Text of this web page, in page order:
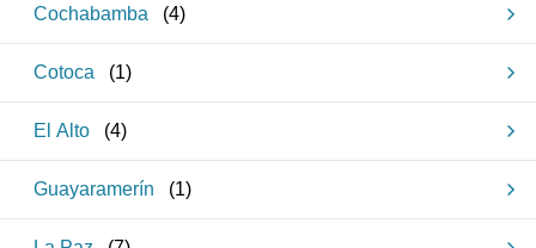
Cochabamba (4)
Cotoca (1)
El Alto (4)
Guayaramerín (1)